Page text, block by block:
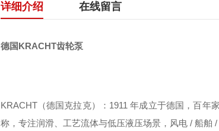
详细介绍 在线留言
德国KRACHT齿轮泵
KRACHT（德国克拉克）：1911 年成立于德国，百
称，专注润滑、工艺流体与低压液压场景，风电 / 船舶 /